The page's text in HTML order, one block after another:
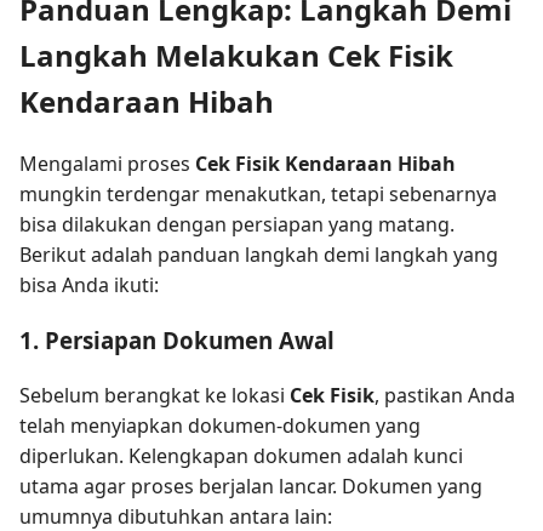
Panduan Lengkap: Langkah Demi
Langkah Melakukan Cek Fisik
Kendaraan Hibah
Mengalami proses Cek Fisik Kendaraan Hibah
mungkin terdengar menakutkan, tetapi sebenarnya
bisa dilakukan dengan persiapan yang matang.
Berikut adalah panduan langkah demi langkah yang
bisa Anda ikuti:
1. Persiapan Dokumen Awal
Sebelum berangkat ke lokasi Cek Fisik, pastikan Anda
telah menyiapkan dokumen-dokumen yang
diperlukan. Kelengkapan dokumen adalah kunci
utama agar proses berjalan lancar. Dokumen yang
umumnya dibutuhkan antara lain: